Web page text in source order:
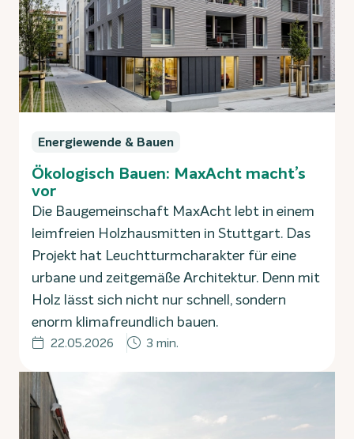
Energiewende & Bauen
Ökologisch Bauen: MaxAcht macht’s
vor
Die Baugemeinschaft MaxAcht lebt in einem
leimfreien Holzhausmitten in Stuttgart. Das
Projekt hat Leuchtturmcharakter für eine
urbane und zeitgemäße Architektur. Denn mit
Holz lässt sich nicht nur schnell, sondern
enorm klimafreundlich bauen.
22.05.2026 3 min.